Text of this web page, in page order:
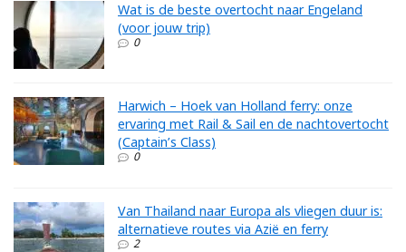
Wat is de beste overtocht naar Engeland
(voor jouw trip)
0
Harwich – Hoek van Holland ferry: onze
ervaring met Rail & Sail en de nachtovertocht
(Captain’s Class)
0
Van Thailand naar Europa als vliegen duur is:
alternatieve routes via Azië en ferry
2